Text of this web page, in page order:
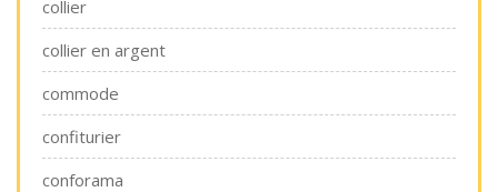
collier
collier en argent
commode
confiturier
conforama